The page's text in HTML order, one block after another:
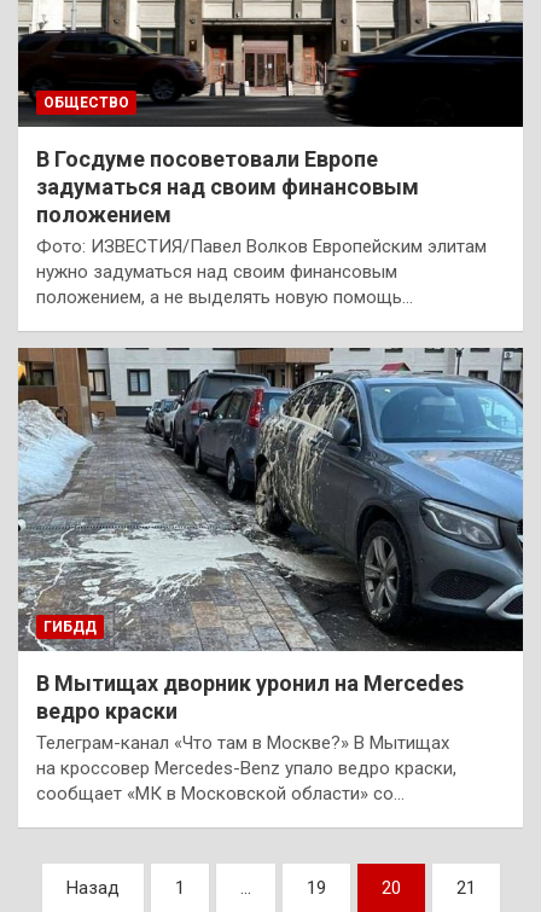
ОБЩЕСТВО
В Госдуме посоветовали Европе
задуматься над своим финансовым
положением
Фото: ИЗВЕСТИЯ/Павел Волков Европейским элитам
нужно задуматься над своим финансовым
положением, а не выделять новую помощь…
ГИБДД
В Мытищах дворник уронил на Mercedes
ведро краски
Телеграм-канал «Что там в Москве?» В Мытищах
на кроссовер Mercedes-Benz упало ведро краски,
сообщает «МК в Московской области» со…
Пагинация
Назад 1 … 19 20 21